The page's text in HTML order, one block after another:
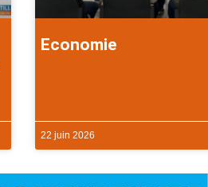
Economie
22 juin 2026